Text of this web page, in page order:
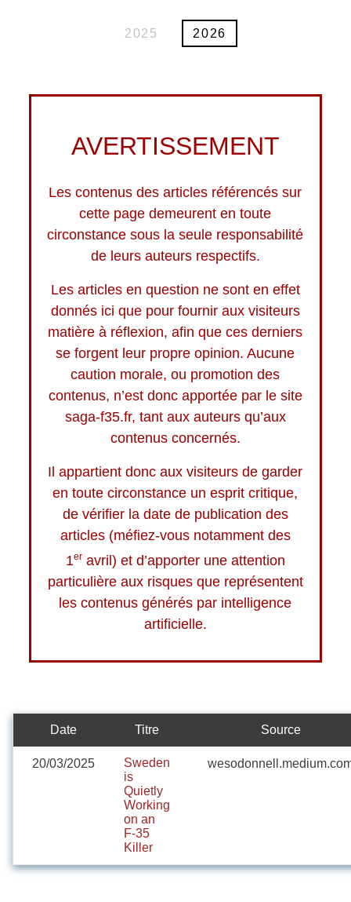
2025 2026
AVERTISSEMENT
Les contenus des articles référencés sur
cette page demeurent en toute
circonstance sous la seule responsabilité
de leurs auteurs respectifs.
Les articles en question ne sont en effet
donnés ici que pour fournir aux visiteurs
matière à réflexion, afin que ces derniers
se forgent leur propre opinion. Aucune
caution morale, ou promotion des
contenus, n’est donc apportée par le site
saga-f35.fr, tant aux auteurs qu’aux
contenus concernés.
Il appartient donc aux visiteurs de garder
en toute circonstance un esprit critique,
de vérifier la date de publication des
articles (méfiez-vous notamment des
1er avril) et d’apporter une attention
particulière aux risques que représentent
les contenus générés par intelligence
artificielle.
Date Titre Source
20/03/2025
Sweden
is
Quietly
Working
on an
F‑35
Killer